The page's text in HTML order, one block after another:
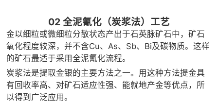
02 全泥氰化（炭浆法）工艺
金以细粒或微细粒分散状态产出于石英脉矿石中，矿石
氧化程度较深，并不含Cu、As、Sb、Bi及碳物质。这样
的矿石最适于采用全泥氰化流程。
炭浆法是提取金银的主要方法之一。用这种方法提金具
有回收率高、对矿石适应性强、能就地产金等优点，所
以得到广泛应用。